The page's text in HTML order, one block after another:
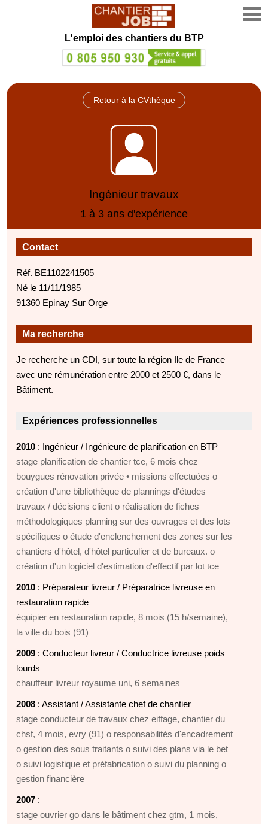
L'emploi des chantiers du BTP
Retour à la CVthèque
Ingénieur travaux
1 à 3 ans d'expérience
Contact
Réf. BE1102241505
Né le 11/11/1985
91360 Epinay Sur Orge
Ma recherche
Je recherche un CDI, sur toute la région Ile de France
avec une rémunération entre 2000 et 2500 €, dans le
Bâtiment.
Expériences professionnelles
2010 : Ingénieur / Ingénieure de planification en BTP
stage planification de chantier tce, 6 mois chez
bouygues rénovation privée • missions effectuées o
création d'une bibliothèque de plannings d'études
travaux / décisions client o réalisation de fiches
méthodologiques planning sur des ouvrages et des lots
spécifiques o étude d'enclenchement des zones sur les
chantiers d'hôtel, d'hôtel particulier et de bureaux. o
création d'un logiciel d'estimation d'effectif par lot tce
2010 : Préparateur livreur / Préparatrice livreuse en
restauration rapide
équipier en restauration rapide, 8 mois (15 h/semaine),
la ville du bois (91)
2009 : Conducteur livreur / Conductrice livreuse poids
lourds
chauffeur livreur royaume uni, 6 semaines
2008 : Assistant / Assistante chef de chantier
stage conducteur de travaux chez eiffage, chantier du
chsf, 4 mois, evry (91) o responsabilités d'encadrement
o gestion des sous traitants o suivi des plans via le bet
o suivi logistique et préfabrication o suivi du planning o
gestion financière
2007 :
stage ouvrier go dans le bâtiment chez gtm, 1 mois,